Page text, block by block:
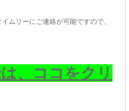
ムリーにご連絡が可能ですので、
、ココをクリ